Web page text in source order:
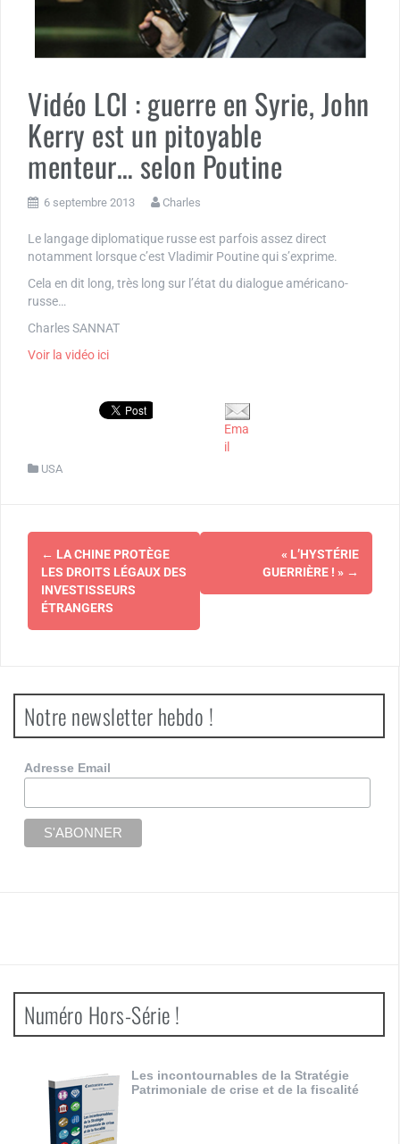
Vidéo LCI : guerre en Syrie, John
Kerry est un pitoyable
menteur… selon Poutine
6 septembre 2013 Charles
Le langage diplomatique russe est parfois assez direct
notamment lorsque c’est Vladimir Poutine qui s’exprime.
Cela en dit long, très long sur l’état du dialogue américano-
russe…
Charles SANNAT
Voir la vidéo ici
Ema
il
USA
Navigation
d'article
← LA CHINE PROTÈGE
LES DROITS LÉGAUX DES
INVESTISSEURS
ÉTRANGERS
« L’HYSTÉRIE
GUERRIÈRE ! » →
Notre newsletter hebdo !
Adresse Email
Numéro Hors-Série !
Les incontournables de la Stratégie
Patrimoniale de crise et de la fiscalité